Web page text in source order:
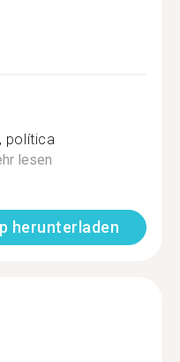
política
lesen
herunterladen